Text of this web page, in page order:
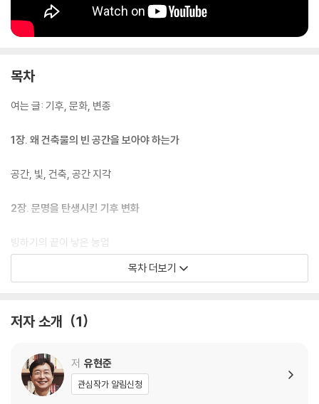
목차
여는 글: 기후, 문화, 변종
1장. 왜 건축물의 빈 공간을 보아야 하는가
공간, 빛, 건축, 공간 지각
2장. 문명을 탄생시킨 기후 변화
빙하기의 끝이 낳은 농업
에덴동산에서 쫓겨난 아담
왜 메소포타미아에서 최초의 문명이 발생했는가
왜 아테네보다 시안이 더 멀까
3장. 농업이 만든 두 개의 세계
벼농사냐 밀 농사냐
목차 더보기
저자 소개 1
저 유현준
관심작가 알림신청